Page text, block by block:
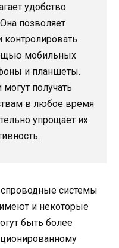
удобство
позволяет
контролировать
мобильных
и планшеты.
могут получать
в любое время
упрощает их
системы
и некоторые
быть более